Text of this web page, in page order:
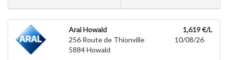
Aral Howald
256 Route de Thionville
5884Howald
1,619 €/L
10/08/26